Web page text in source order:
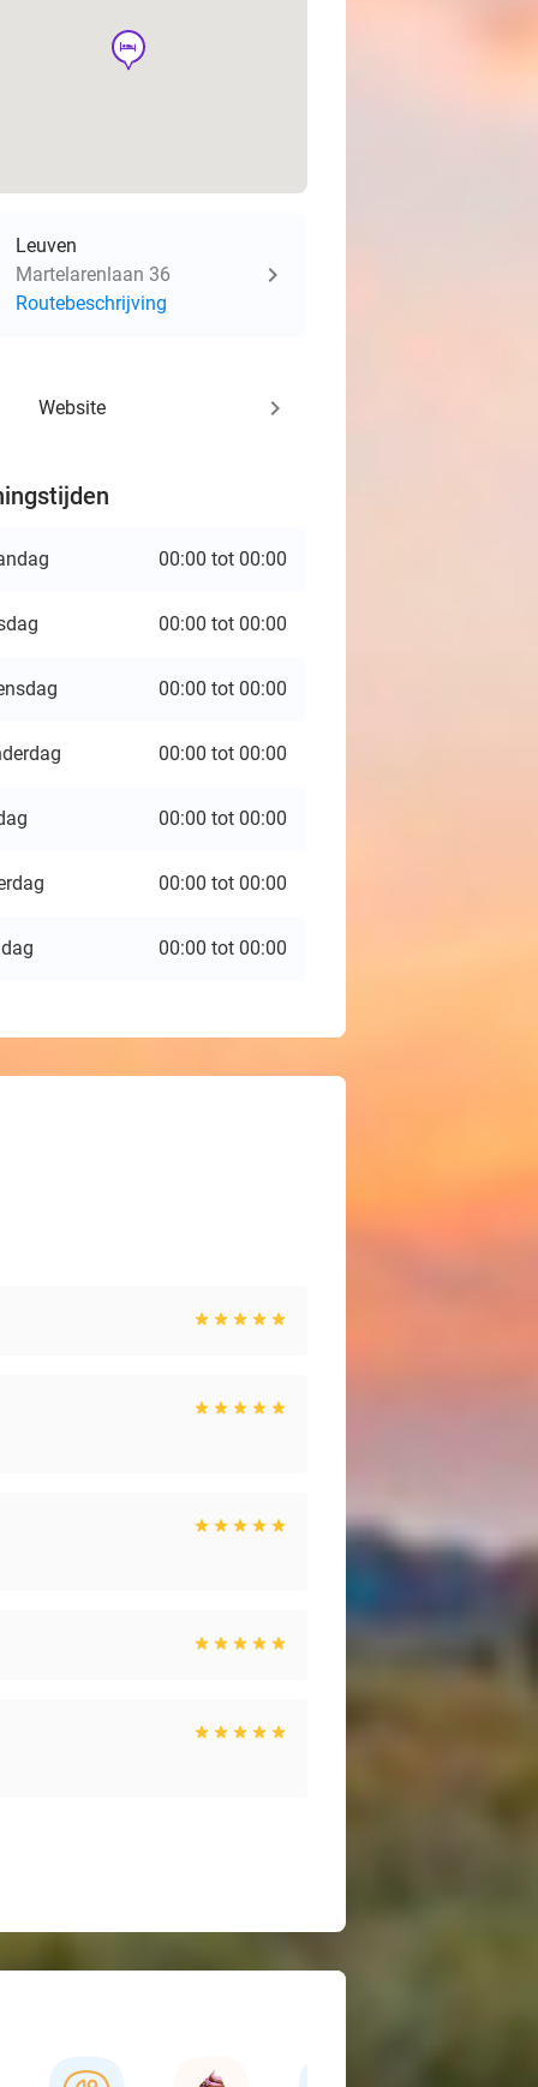
hotel
Leuven
Martelarenlaan 36
Routebeschrijving
Website keyboard_arrow_right
00:00 tot 00:00
00:00 tot 00:00
00:00 tot 00:00
00:00 tot 00:00
00:00 tot 00:00
00:00 tot 00:00
00:00 tot 00:00